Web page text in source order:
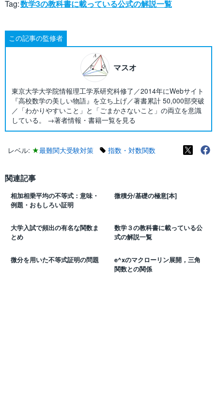
Tag:数学3の教科書に載っている公式の解説一覧
この記事の監修者
マスオ
東京大学大学院情報理工学系研究科修了／2014年にWebサイト
『高校数学の美しい物語』を立ち上げ／著書累計 50,000部突破
／「わかりやすいこと」と「ごまかさないこと」の両立を意識
している。 →著者情報・書籍一覧を見る
レベル: ★最難関大受験対策 指数・対数関数
関連記事
相加相乗平均の不等式：意味・
例題・おもしろい証明
微積分/基礎の極意[本]
大学入試で頻出の有名な関数ま
とめ
数学３の教科書に載っている公
式の解説一覧
微分を用いた不等式証明の問題
e^xのマクローリン展開，三角
関数との関係